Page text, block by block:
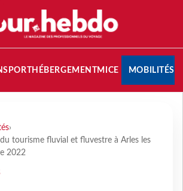
HÉBERGEMENTMICE MOBILITÉS
›
tourisme fluvial et fluvestre à Arles les
2022